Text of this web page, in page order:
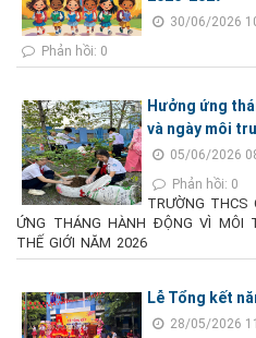
30/06/2026
Phản hồi: 0
Hưởng ứng
và ngày môi
05/06/2026
Phản hồi: 0
TRƯỜNG THCS
ỨNG THÁNG HÀNH ĐỘNG VÌ MÔI
THẾ GIỚI NĂM 2026
Lễ Tổng kết
28/05/2026